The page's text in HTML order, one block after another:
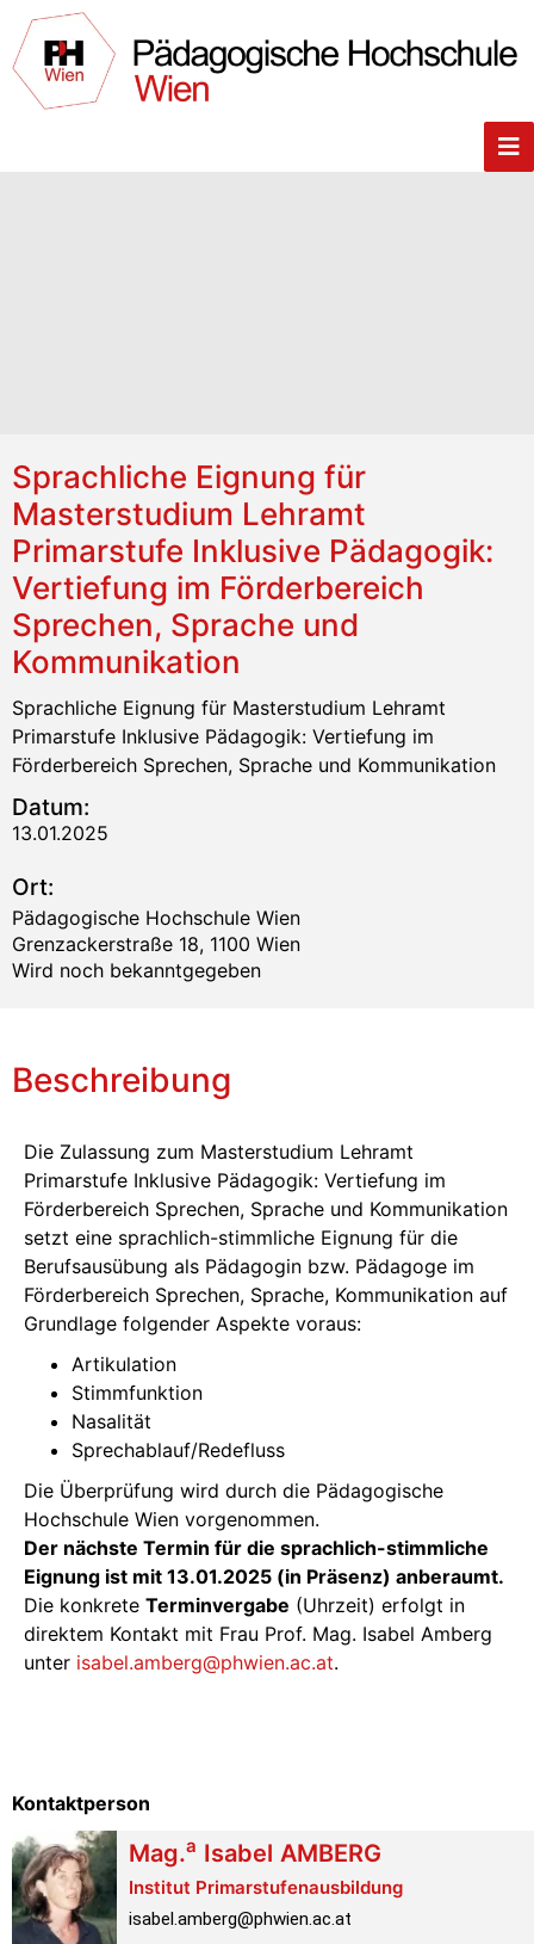
Sprachliche Eignung für
Masterstudium Lehramt
Primarstufe Inklusive Pädagogik:
Vertiefung im Förderbereich
Sprechen, Sprache und
Kommunikation
Sprachliche Eignung für Masterstudium Lehramt
Primarstufe Inklusive Pädagogik: Vertiefung im
Förderbereich Sprechen, Sprache und Kommunikation
Datum:
13.01.2025
Ort:
Pädagogische Hochschule Wien
Grenzackerstraße 18, 1100 Wien
Wird noch bekanntgegeben
Beschreibung
Die Zulassung zum Masterstudium Lehramt
Primarstufe Inklusive Pädagogik: Vertiefung im
Förderbereich Sprechen, Sprache und Kommunikation
setzt eine sprachlich-stimmliche Eignung für die
Berufsausübung als Pädagogin bzw. Pädagoge im
Förderbereich Sprechen, Sprache, Kommunikation auf
Grundlage folgender Aspekte voraus:
Artikulation
Stimmfunktion
Nasalität
Sprechablauf/Redefluss
Die Überprüfung wird durch die Pädagogische
Hochschule Wien vorgenommen.
Der nächste Termin für die sprachlich-stimmliche
Eignung ist mit 13.01.2025 (in Präsenz) anberaumt.
Die konkrete Terminvergabe (Uhrzeit) erfolgt in
direktem Kontakt mit Frau Prof. Mag. Isabel Amberg
unter isabel.amberg@phwien.ac.at.
Kontaktperson
Mag.a Isabel AMBERG
Institut Primarstufenausbildung
isabel.amberg@phwien.ac.at